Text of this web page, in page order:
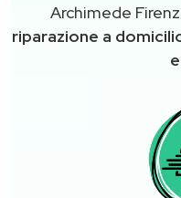
Archimede
riparazione a